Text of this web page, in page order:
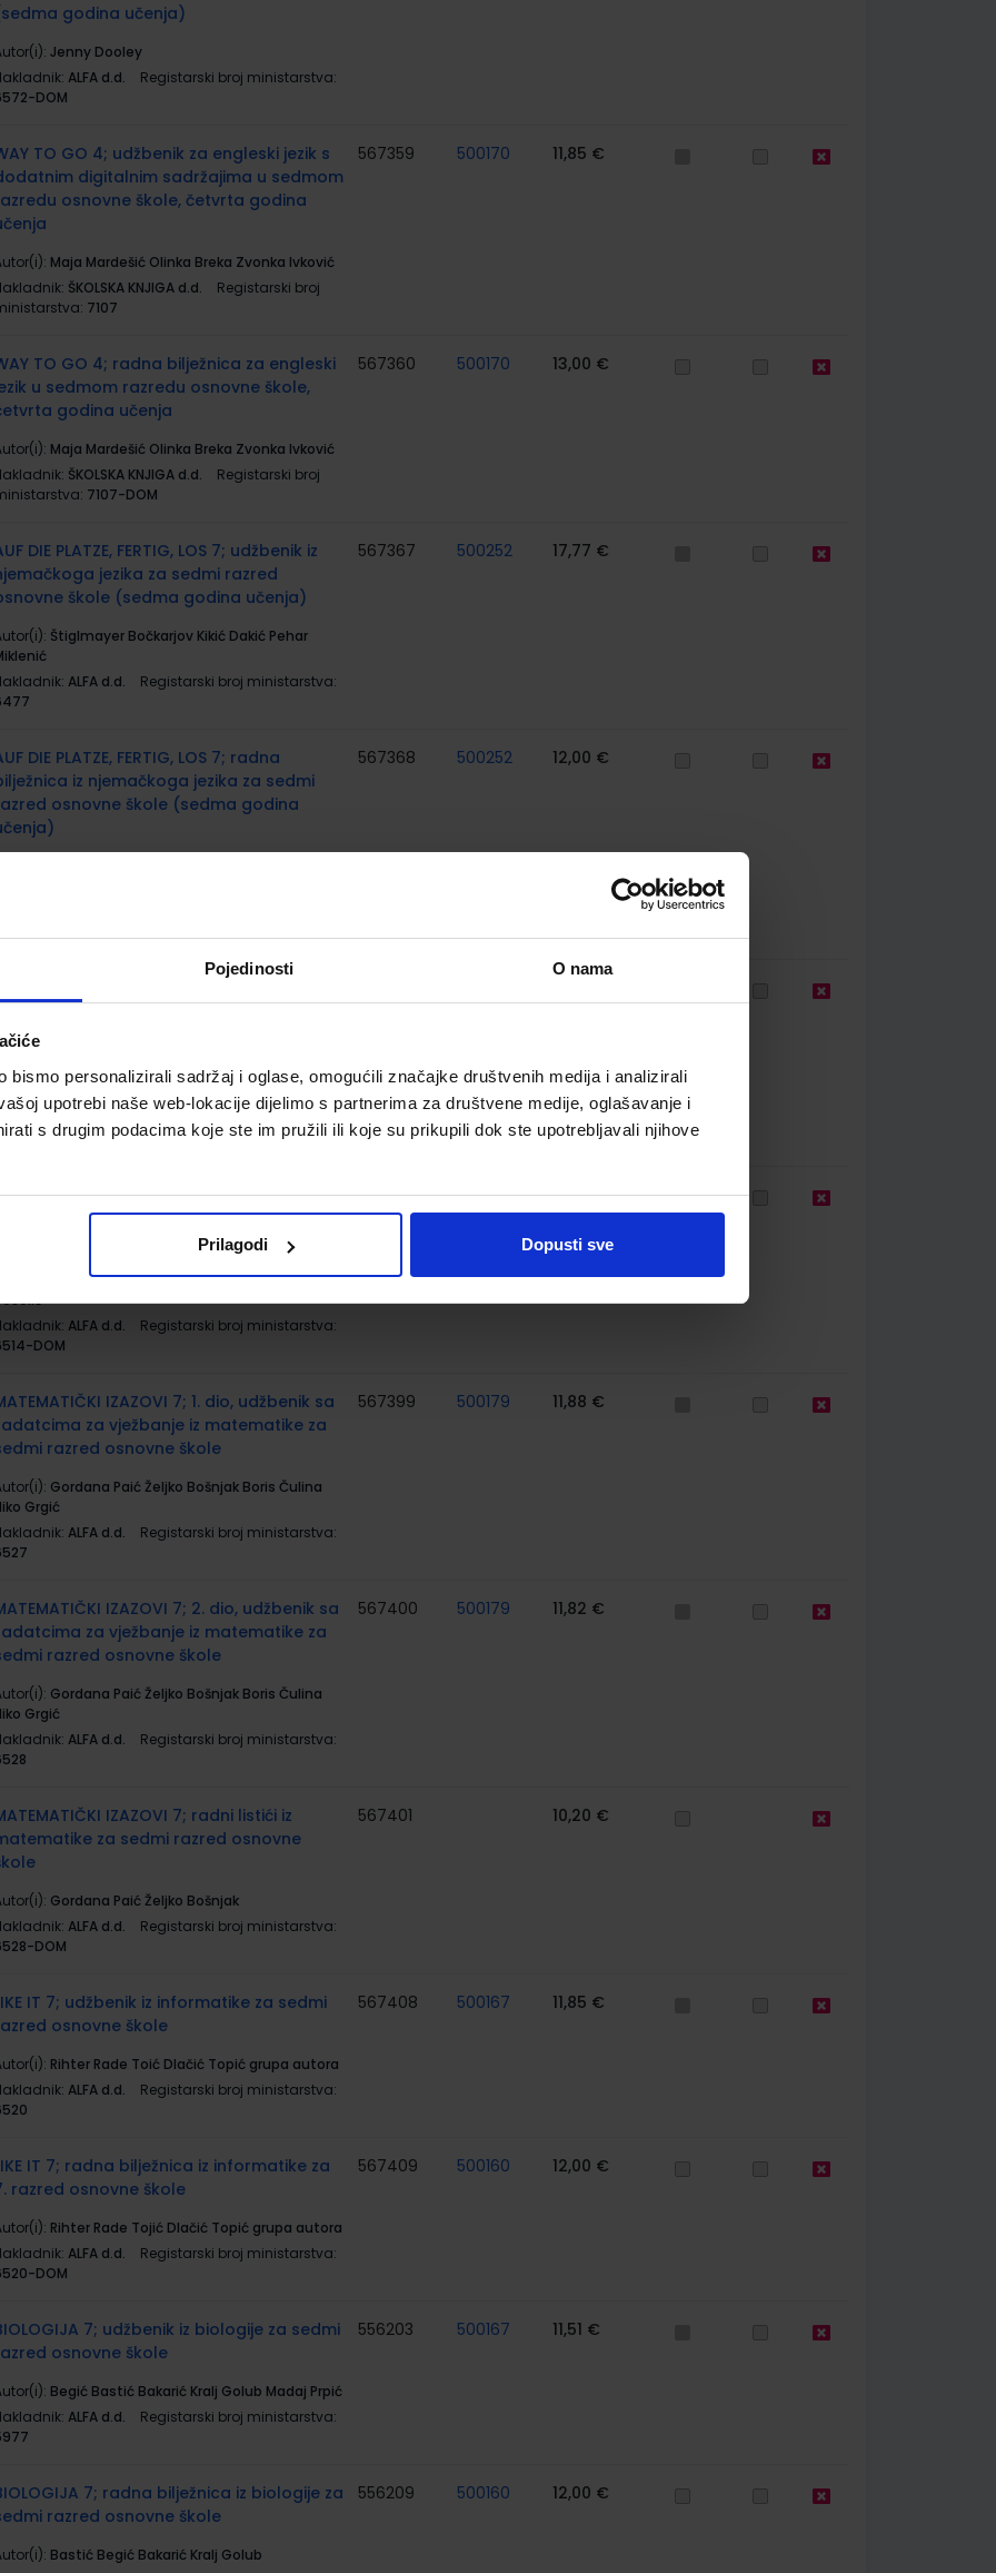
Pojedinosti O nama
bismo personalizirali sadržaj i oglase, omogućili značajke društvenih medija i analizirali
upotrebi naše web-lokacije dijelimo s partnerima za društvene medije, oglašavanje i
s drugim podacima koje ste im pružili ili koje su prikupili dok ste upotrebljavali njihove
Prilagodi Dopusti sve
godina učenja)
Jenny Dooley
ALFA d.d.
Registarski broj ministarstva:
DOM
TO GO 4; udžbenik za engleski jezik s
digitalnim sadržajima u sedmom
osnovne škole, četvrta godina
Maja Mardešić Olinka Breka Zvonka Ivković
ŠKOLSKA KNJIGA d.d.
Registarski broj
7107
567359 500170 11,85 €
TO GO 4; radna bilježnica za engleski
u sedmom razredu osnovne škole,
godina učenja
Maja Mardešić Olinka Breka Zvonka Ivković
ŠKOLSKA KNJIGA d.d.
Registarski broj
7107-DOM
567360 500170 13,00 €
DIE PLATZE, FERTIG, LOS 7; udžbenik iz
jezika za sedmi razred
škole (sedma godina učenja)
Štiglmayer Bočkarjov Kikić Dakić Pehar
ALFA d.d.
Registarski broj ministarstva:
567367 500252 17,77 €
DIE PLATZE, FERTIG, LOS 7; radna
iz njemačkoga jezika za sedmi
osnovne škole (sedma godina
567368 500252 12,00 €
škole (četvrta godina učenja)
Ivana Vajda Karin Nigl Gordana Matolek
Registarski broj ministarstva:
UND SPIELEN 4; radna bilježnica iz
jezika za sedmi razred
škole (četvrta godina učenja)
Ivana Vajda Karin Nigl Gordana Matolek
ALFA d.d.
Registarski broj ministarstva:
DOM
567370 500167 12,00 €
IZAZOVI 7; 1. dio, udžbenik sa
za vježbanje iz matematike za
razred osnovne škole
Gordana Paić Željko Bošnjak Boris Čulina
Grgić
ALFA d.d.
Registarski broj ministarstva:
567399 500179 11,88 €
IZAZOVI 7; 2. dio, udžbenik sa
za vježbanje iz matematike za
razred osnovne škole
Gordana Paić Željko Bošnjak Boris Čulina
Grgić
ALFA d.d.
Registarski broj ministarstva:
567400 500179 11,82 €
IZAZOVI 7; radni listići iz
za sedmi razred osnovne
Gordana Paić Željko Bošnjak
ALFA d.d.
Registarski broj ministarstva:
DOM
567401 10,20 €
IT 7; udžbenik iz informatike za sedmi
osnovne škole
Rihter Rade Toić Dlačić Topić grupa autora
ALFA d.d.
Registarski broj ministarstva:
567408 500167 11,85 €
IT 7; radna bilježnica iz informatike za
razred osnovne škole
Rihter Rade Tojić Dlačić Topić grupa autora
ALFA d.d.
Registarski broj ministarstva:
DOM
567409 500160 12,00 €
7; udžbenik iz biologije za sedmi
osnovne škole
Begić Bastić Bakarić Kralj Golub Madaj Prpić
ALFA d.d.
Registarski broj ministarstva:
556203 500167 11,51 €
7; radna bilježnica iz biologije za
razred osnovne škole
Bastić Begić Bakarić Kralj Golub
556209 500160 12,00 €